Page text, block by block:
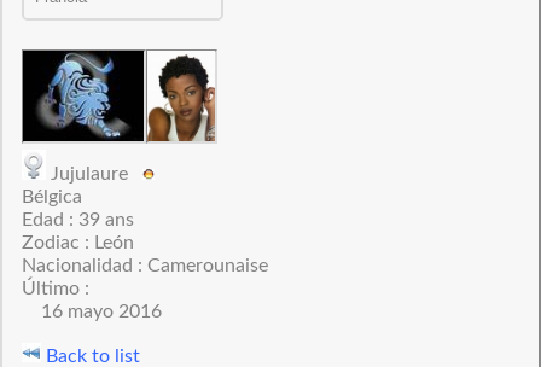
Jujulaure
Bélgica
Edad : 39 ans
Zodiac : León
Nacionalidad : Camerounaise
Último :
16 mayo 2016
Back to list